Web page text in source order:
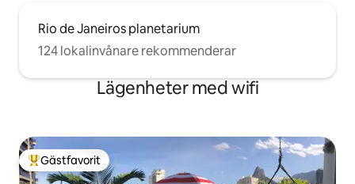
Rio de Janeiros planetarium
124 lokalinvånare rekommenderar
Lägenheter med wifi
Populär gästfavorit
Gästfavorit